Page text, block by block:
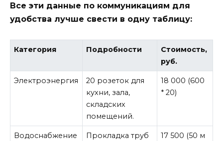
Все эти данные по коммуникациям для
удобства лучше свести в одну таблицу:
Категория Подробности
Стоимость,
руб.
Электроэнергия
20 розеток для
кухни, зала,
складских
помещений.
18 000 (600
* 20)
Водоснабжение
Прокладка труб
17 500 (50 м